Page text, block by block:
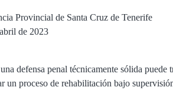
Provincial de Santa Cruz de Tenerife
de 2023
defensa penal técnicamente sólida
un proceso de rehabilitación bajo